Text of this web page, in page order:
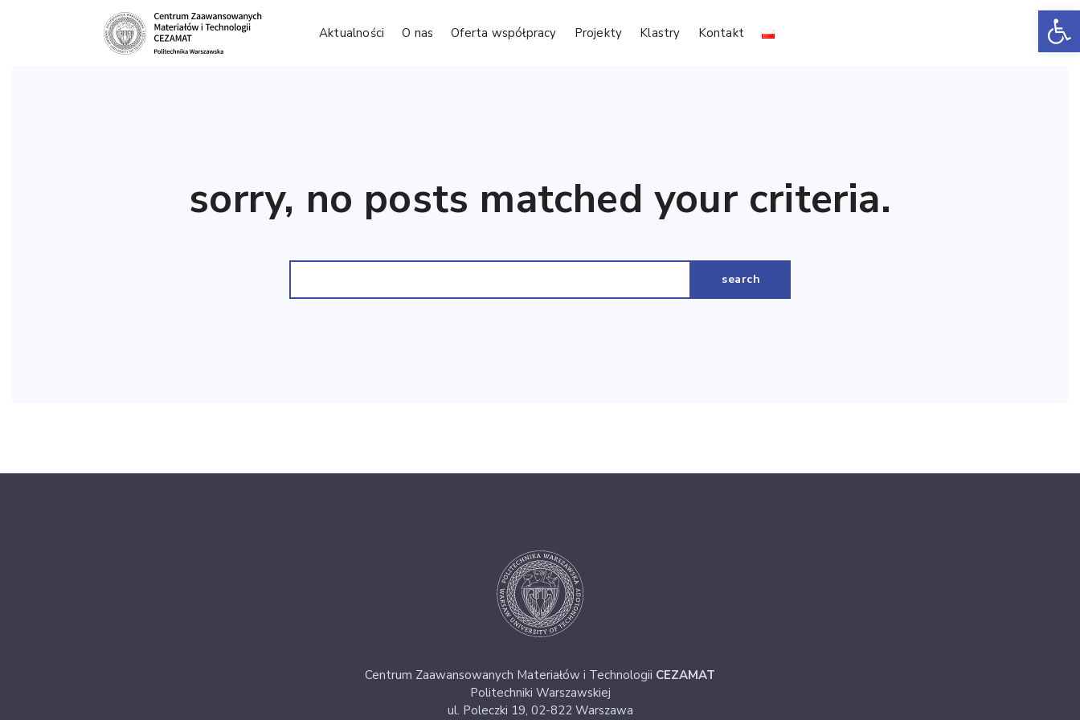
Aktualności O nas Oferta współpracy Projekty Klastry Kontakt
sorry, no posts matched your criteria.
Centrum Zaawansowanych Materiałów i Technologii CEZAMAT
Politechniki Warszawskiej
ul. Poleczki 19, 02-822 Warszawa